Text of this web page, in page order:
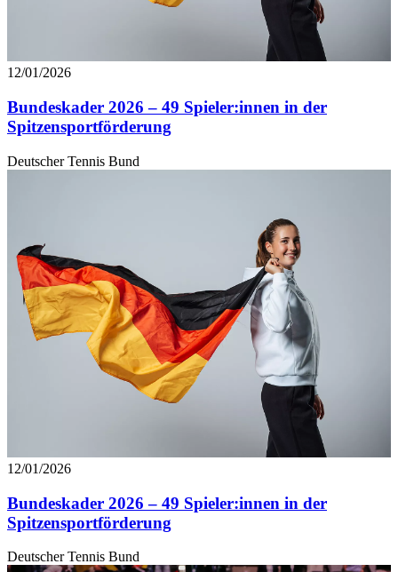
12/01/2026
Bundeskader 2026 – 49 Spieler:innen in der
Spitzensportförderung
Deutscher Tennis Bund
12/01/2026
Bundeskader 2026 – 49 Spieler:innen in der
Spitzensportförderung
Deutscher Tennis Bund